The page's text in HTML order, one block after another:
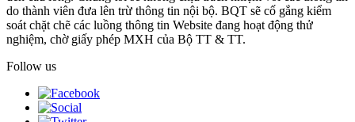
do thành viên đưa lên trừ thông tin nội bộ. BQT sẽ cố gắng kiểm
soát chặt chẽ các luồng thông tin Website đang hoạt động thử
nghiệm, chờ giấy phép MXH của Bộ TT & TT.
Follow us